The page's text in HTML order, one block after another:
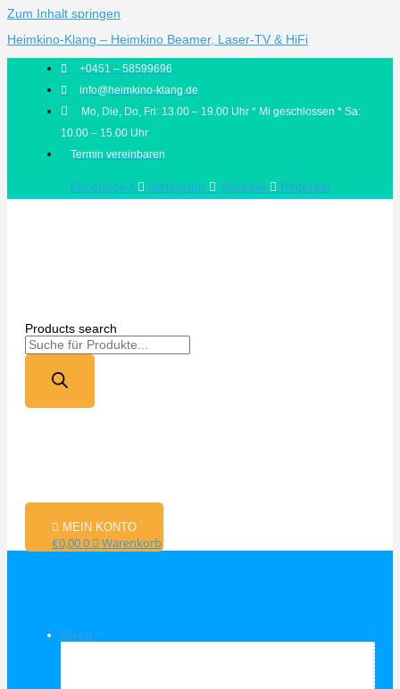
Zum Inhalt springen
Heimkino-Klang – Heimkino Beamer, Laser-TV & HiFi
+0451 – 58599696
info@heimkino-klang.de
Mo, Die, Do, Fri: 13.00 – 19.00 Uhr * Mi geschlossen * Sa:
10.00 – 15.00 Uhr
Termin vereinbaren
Facebook-f Instagram Youtube Pinterest
Products search
MEIN KONTO
€0,000 Warenkorb
Shop